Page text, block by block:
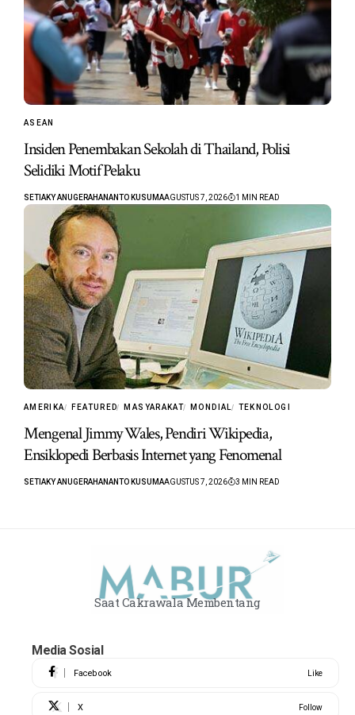
ASEAN
Insiden Penembakan Sekolah di Thailand, Polisi
Selidiki Motif Pelaku
SETIAKY ANUGERAHANANTO KUSUMAAGUSTUS 7, 2026 1 MIN READ
AMERIKA FEATURED MASYARAKAT MONDIAL TEKNOLOGI
Mengenal Jimmy Wales, Pendiri Wikipedia,
Ensiklopedi Berbasis Internet yang Fenomenal
SETIAKY ANUGERAHANANTO KUSUMAAGUSTUS 7, 2026 3 MIN READ
Saat Cakrawala Membentang
Media Sosial
Facebook Like
X Follow